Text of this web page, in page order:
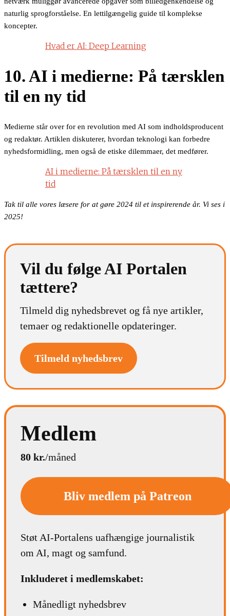
naturlig sprogforståelse. En lettilgængelig guide til komplekse
koncepter.
Hvad er AI: Deep Learning
10. AI i medierne: På tærsklen
til en ny tid
Medierne står over for en revolution med AI som indholdsproducent
og redaktør. Artiklen diskuterer, hvordan teknologi kan forbedre
nyhedsformidling, men også de etiske dilemmaer, det medfører.
AI i medierne: På tærsklen til en ny
tid
Tak til alle vores læsere for at gøre 2024 til et inspirerende år. Vi ses i
2025!
Vil du følge AI Portalen
tættere?
Tilmeld dig nyhedsbrevet og få nye artikler,
temaer og redaktionelle opdateringer.
Tilmeld nyhedsbrev
Medlem
80 kr./måned
Bliv medlem på Patreon
Støt AI-Portalens uafhængige journalistik
om AI, magt og samfund.
Inkluderet i medlemskabet:
Månedligt nyhedsbrev